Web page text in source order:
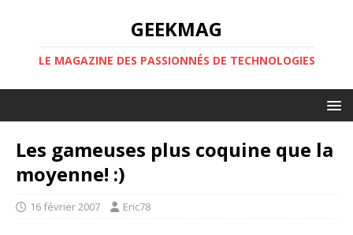
GEEKMAG
LE MAGAZINE DES PASSIONNÉS DE TECHNOLOGIES
Les gameuses plus coquine que la
moyenne! :)
16 février 2007 Eric78